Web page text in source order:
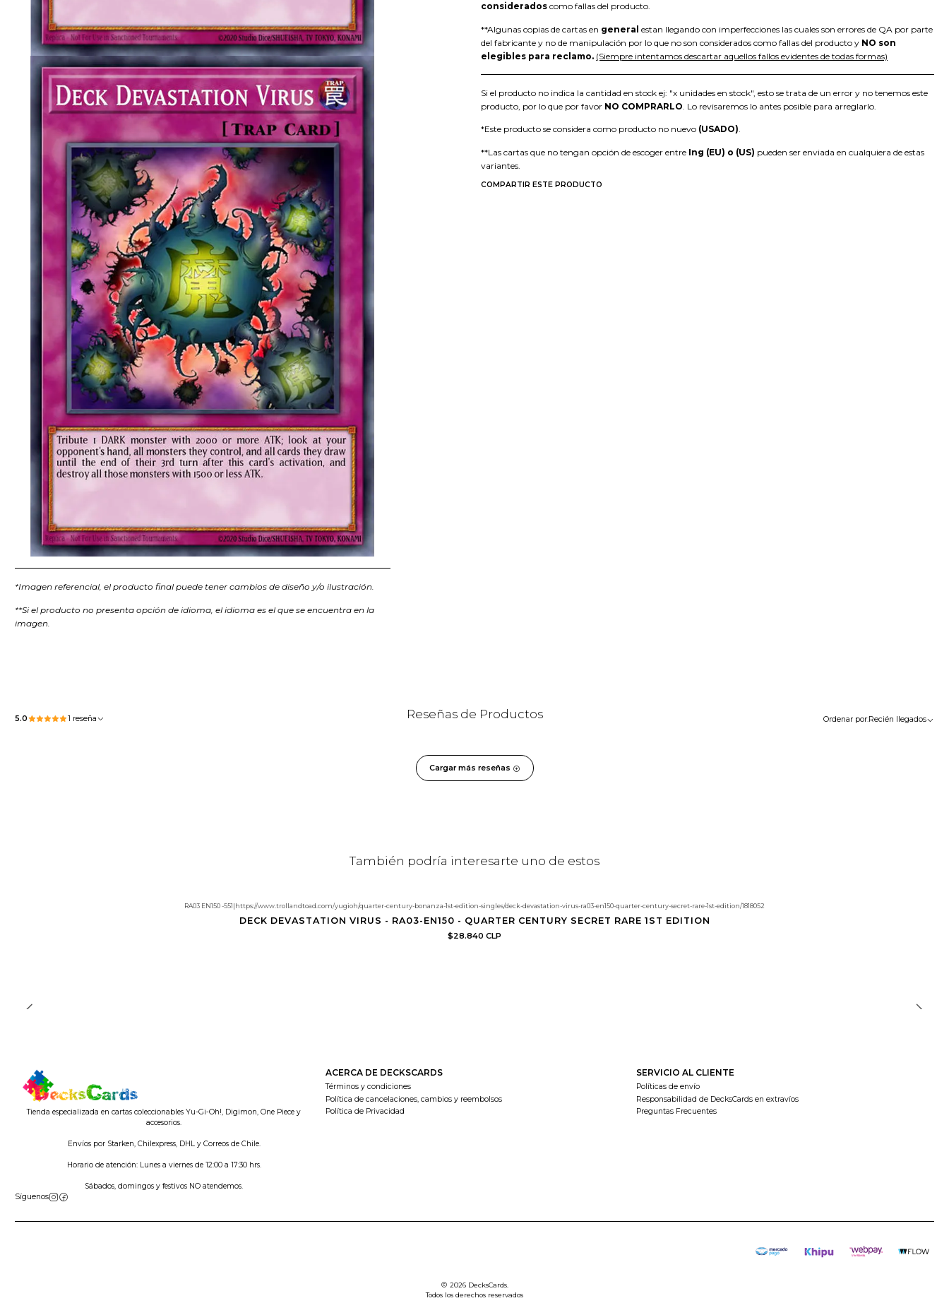
*Imagen referencial, el producto final puede tener cambios de diseño y/o ilustración.
**Si el producto no presenta opción de idioma, el idioma es el que se encuentra en la
imagen.
considerados como fallas del producto.
**Algunas copias de cartas en general estan llegando con imperfecciones las cuales son errores de QA por parte
del fabricante y no de manipulación por lo que no son considerados como fallas del producto y NO son
elegibles para reclamo. (Siempre intentamos descartar aquellos fallos evidentes de todas formas)
Si el producto no indica la cantidad en stock ej: "x unidades en stock", esto se trata de un error y no tenemos este
producto, por lo que por favor NO COMPRARLO . Lo revisaremos lo antes posible para arreglarlo.
*Este producto se considera como producto no nuevo (USADO).
**Las cartas que no tengan opción de escoger entre Ing (EU) o (US) pueden ser enviada en cualquiera de estas
variantes.
COMPARTIR ESTE PRODUCTO
Reseñas de Productos
5.0 1 reseña Ordenar por:Recién llegados
Cargar más reseñas
También podría interesarte uno de estos
RA03 EN150 -551 https://www.trollandtoad.com/yugioh/quarter-century-bonanza-1st-edition-singles/deck-devastation-virus-ra03-en150-quarter-century-secret-rare-1st-edition/1818052
DECK DEVASTATION VIRUS - RA03-EN150 - QUARTER CENTURY SECRET RARE 1ST EDITION
$28.840 CLP
Tienda especializada en cartas coleccionables Yu-Gi-Oh!, Digimon, One Piece y
accesorios.
Envíos por Starken, Chilexpress, DHL y Correos de Chile.
Horario de atención: Lunes a viernes de 12:00 a 17:30 hrs.
Sábados, domingos y festivos NO atendemos.
Síguenos
ACERCA DE DECKSCARDS
Términos y condiciones
Política de cancelaciones, cambios y reembolsos
Política de Privacidad
SERVICIO AL CLIENTE
Políticas de envío
Responsabilidad de DecksCards en extravíos
Preguntas Frecuentes
2026 DecksCards.
Todos los derechos reservados